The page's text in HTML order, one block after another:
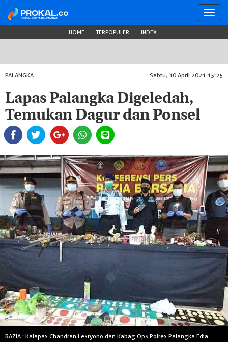
HOME TERPOPULER INDEX
PALANGKA Sabtu, 10 April 2021 15:25
Lapas Palangka Digeledah,
Temukan Dagur dan Ponsel
RAZIA : Kalapas Chandran Lestyono dan Kabag Ops Polres Palangka Edia